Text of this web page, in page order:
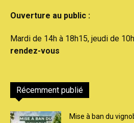
Ouverture au public :
Mardi de 14h à 18h15, jeudi de
rendez-vous
Récemment publié
Mise à ban du